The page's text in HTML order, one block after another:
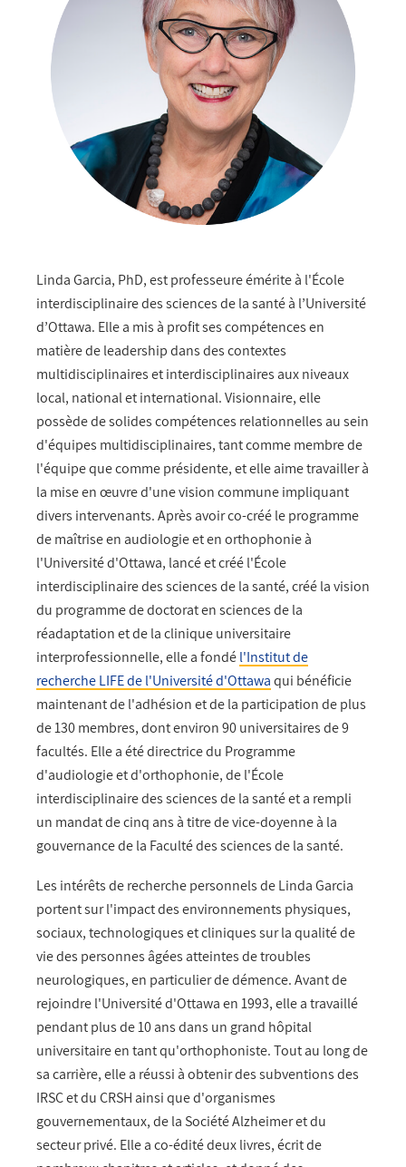
Linda Garcia, PhD, est professeure émérite à l'École
interdisciplinaire des sciences de la santé à l’Université
d’Ottawa. Elle a mis à profit ses compétences en
matière de leadership dans des contextes
multidisciplinaires et interdisciplinaires aux niveaux
local, national et international. Visionnaire, elle
possède de solides compétences relationnelles au sein
d'équipes multidisciplinaires, tant comme membre de
l'équipe que comme présidente, et elle aime travailler à
la mise en œuvre d'une vision commune impliquant
divers intervenants. Après avoir co-créé le programme
de maîtrise en audiologie et en orthophonie à
l'Université d'Ottawa, lancé et créé l'École
interdisciplinaire des sciences de la santé, créé la vision
du programme de doctorat en sciences de la
réadaptation et de la clinique universitaire
interprofessionnelle, elle a fondél'Institut de
recherche LIFE de l'Université d'Ottawaqui bénéficie
maintenant de l'adhésion et de la participation de plus
de 130 membres, dont environ 90 universitaires de 9
facultés. Elle a été directrice du Programme
d'audiologie et d'orthophonie, de l'École
interdisciplinaire des sciences de la santé et a rempli
un mandat de cinq ans à titre de vice-doyenne à la
gouvernance de la Faculté des sciences de la santé.
Les intérêts de recherche personnels de Linda Garcia
portent sur l'impact des environnements physiques,
sociaux, technologiques et cliniques sur la qualité de
vie des personnes âgées atteintes de troubles
neurologiques, en particulier de démence. Avant de
rejoindre l'Université d'Ottawa en 1993, elle a travaillé
pendant plus de 10 ans dans un grand hôpital
universitaire en tant qu'orthophoniste. Tout au long de
sa carrière, elle a réussi à obtenir des subventions des
IRSC et du CRSH ainsi que d'organismes
gouvernementaux, de la Société Alzheimer et du
secteur privé. Elle a co-édité deux livres, écrit de